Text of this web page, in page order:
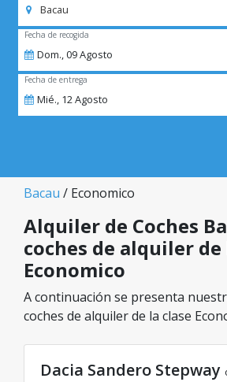
Bacau
Fecha de recogida
Dom.,09Agosto
Fecha de entrega
Mié., 12Agosto
Bacau / Economico
Alquiler de Coches
coches de alquiler de
Economico
A continuación se presenta
coches de alquiler de la clase
de la categoría seleccionada, con
Dacia Sandero Stepway